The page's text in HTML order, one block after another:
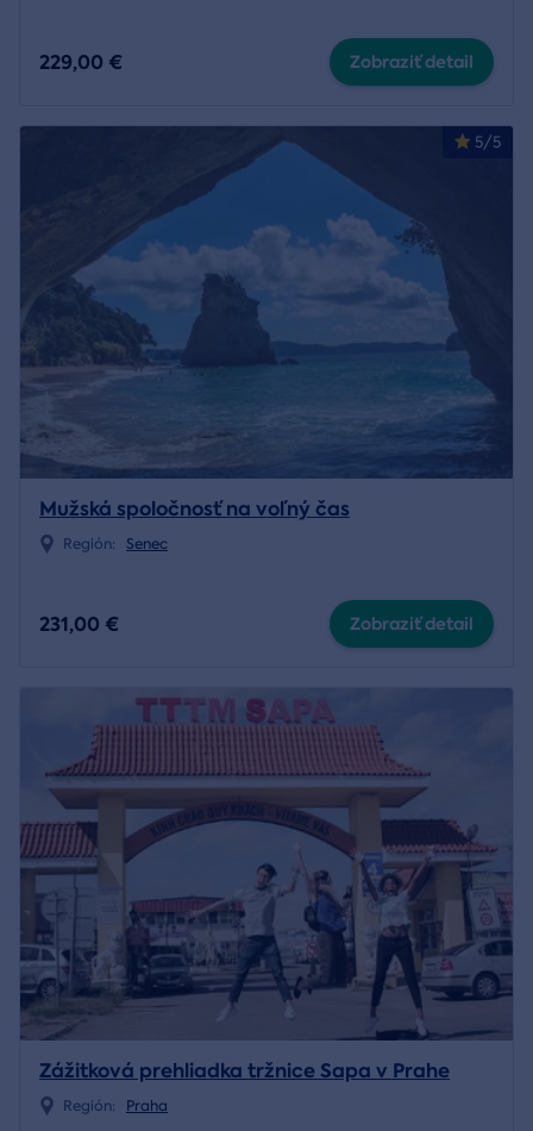
229,00 € Zobraziť detail
5/5
Mužská spoločnosť na voľný čas
Región: Senec
231,00 € Zobraziť detail
Zážitková prehliadka tržnice Sapa v Prahe
Región: Praha